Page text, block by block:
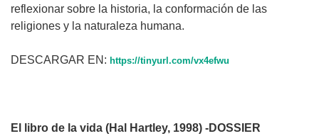
reflexionar sobre la historia, la conformación de las
religiones y la naturaleza humana.
DESCARGAR EN: https://tinyurl.com/vx4efwu
El libro de la vida (Hal Hartley, 1998) -DOSSIER